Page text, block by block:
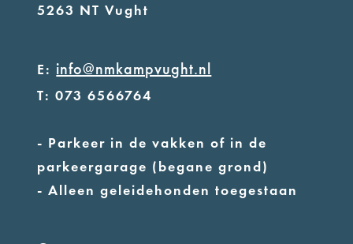
5263 NT Vught
E: info@nmkampvught.nl
T: 073 6566764
- Parkeer in de vakken of in de
parkeergarage (begane grond)
- Alleen geleidehonden toegestaan